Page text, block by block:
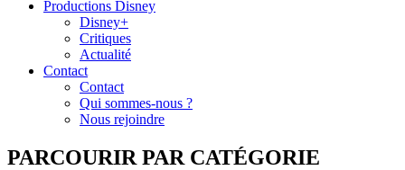
Productions Disney
Disney+
Critiques
Actualité
Contact
Contact
Qui sommes-nous ?
Nous rejoindre
PARCOURIR PAR CATÉGORIE